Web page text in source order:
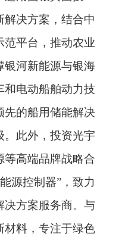
解决方案，结合中
范平台，推动农业
银河新能源与银海
和电动船舶动力技
先的船用储能解决
。此外，投资光宇
等高端品牌战略合
源控制器”，致力
决方案服务商。与
材料，专注于绿色